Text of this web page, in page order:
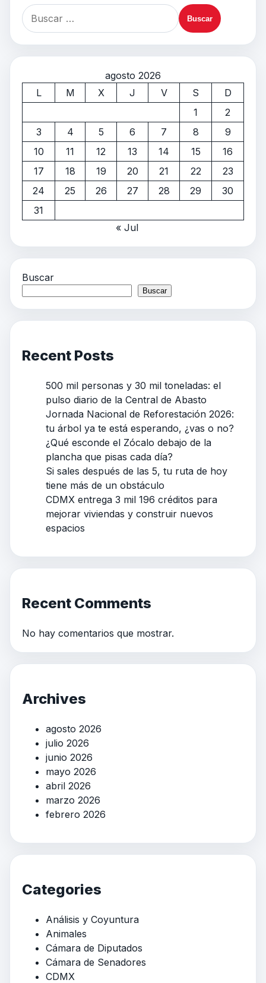
agosto 2026
L
M X J V S
D
1
2
3
4 5 6 7 8
9
10
11 12 13 14 15
16
17
18 19 20 21 22
23
24
25 26 27 28 29
30
31
« Jul
Buscar
Buscar
Recent Posts
500 mil personas y 30 mil toneladas: el
pulso diario de la Central de Abasto
Jornada Nacional de Reforestación 2026:
tu árbol ya te está esperando, ¿vas o no?
¿Qué esconde el Zócalo debajo de la
plancha que pisas cada día?
Si sales después de las 5, tu ruta de hoy
tiene más de un obstáculo
CDMX entrega 3 mil 196 créditos para
mejorar viviendas y construir nuevos
espacios
Recent Comments
No hay comentarios que mostrar.
Archives
agosto 2026
julio 2026
junio 2026
mayo 2026
abril 2026
marzo 2026
febrero 2026
Categories
Análisis y Coyuntura
Animales
Cámara de Diputados
Cámara de Senadores
CDMX